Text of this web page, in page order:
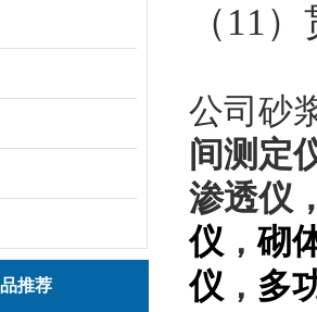
推荐
（ 11）
公司砂
间测定
渗透仪
仪 ，砌
仪 ， 多